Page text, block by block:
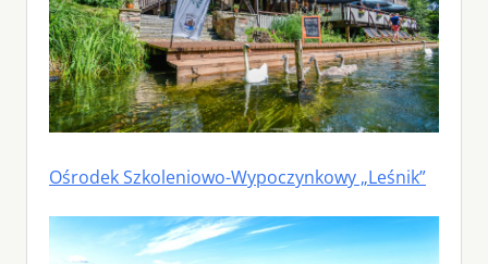
Ośrodek Szkoleniowo-Wypoczynkowy „Leśnik”